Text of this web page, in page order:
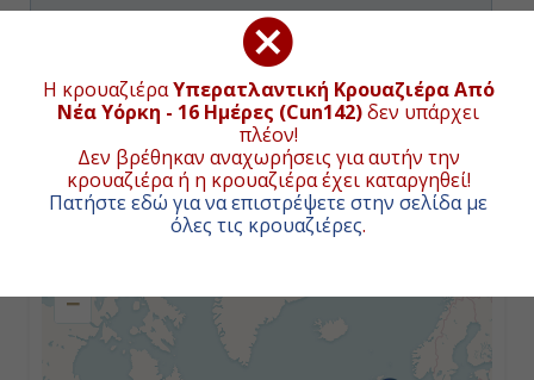
Η κρουαζιέραΥπερατλαντική Κρουαζιέρα Από
Νέα Υόρκη - 16 Ημέρες (Cun142)δεν υπάρχει
πλέον!
Δεν βρέθηκαν αναχωρήσεις για αυτήν την
κρουαζιέρα ή η κρουαζιέρα έχει καταργηθεί!
Πατήστε εδώ για να επιστρέψετε στην σελίδα με
όλες τις κρουαζιέρες.
Εν Πλω
-
-
Ημέρα 4η
Εν Πλω
ΧΑΡΤΗΣ ΚΡΟΥΑΖΙΕΡΑΣ
Συνολική απόσταση κρουαζιέρας:6482ναυτικά μίλια
(12005χλμ.)
−